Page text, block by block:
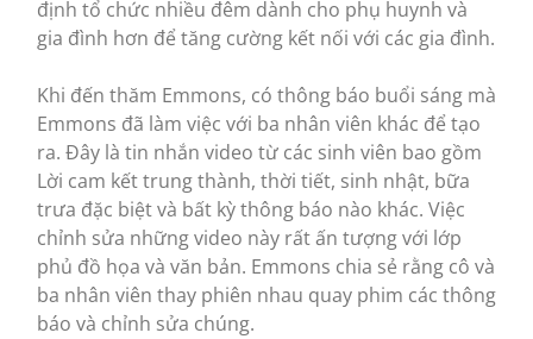
định tổ chức nhiều đêm dành cho phụ huynh và
gia đình hơn để tăng cường kết nối với các gia đình.
Khi đến thăm Emmons, có thông báo buổi sáng mà
Emmons đã làm việc với ba nhân viên khác để tạo
ra. Đây là tin nhắn video từ các sinh viên bao gồm
Lời cam kết trung thành, thời tiết, sinh nhật, bữa
trưa đặc biệt và bất kỳ thông báo nào khác. Việc
chỉnh sửa những video này rất ấn tượng với lớp
phủ đồ họa và văn bản. Emmons chia sẻ rằng cô và
ba nhân viên thay phiên nhau quay phim các thông
báo và chỉnh sửa chúng.